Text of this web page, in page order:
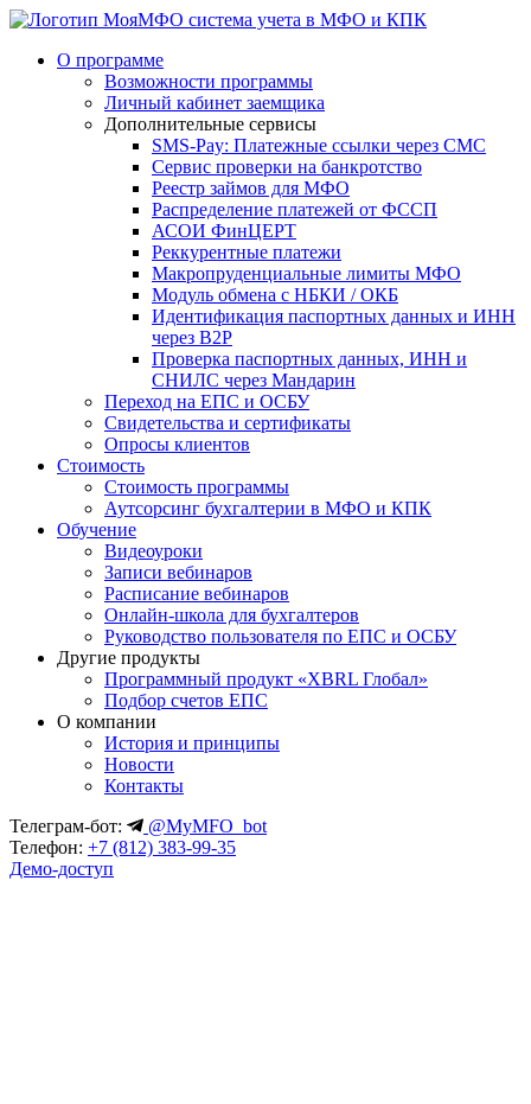
система учета в МФО и КПК
О программе
Возможности программы
Личный кабинет заемщика
Дополнительные сервисы
SMS-Pay: Платежные ссылки через СМС
Сервис проверки на банкротство
Реестр займов для МФО
Распределение платежей от ФССП
АСОИ ФинЦЕРТ
Реккурентные платежи
Макропруденциальные лимиты МФО
Модуль обмена с НБКИ / ОКБ
Идентификация паспортных данных и ИНН
через B2P
Проверка паспортных данных, ИНН и
СНИЛС через Мандарин
Переход на ЕПС и ОСБУ
Свидетельства и сертификаты
Опросы клиентов
Стоимость
Стоимость программы
Аутсорсинг бухгалтерии в МФО и КПК
Обучение
Видеоуроки
Записи вебинаров
Расписание вебинаров
Онлайн-школа для бухгалтеров
Руководство пользователя по ЕПС и ОСБУ
Другие продукты
Программный продукт «XBRL Глобал»
Подбор счетов ЕПС
О компании
История и принципы
Новости
Контакты
Телеграм-бот:
@MyMFO_bot
Телефон: +7 (812) 383-99-35
Демо-доступ